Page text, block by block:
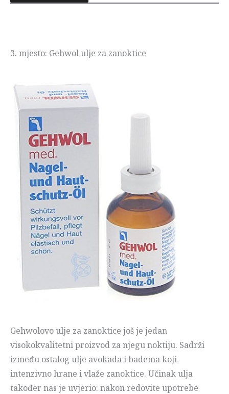
3. mjesto: Gehwol ulje za zanoktice
Gehwolovo ulje za zanoktice još je jedan
visokokvalitetni proizvod za njegu noktiju. Sadrži
između ostalog ulje avokada i badema koji
intenzivno hrane i vlaže zanoktice. Učinak ulja
također nas je uvjerio: nakon redovite upotrebe